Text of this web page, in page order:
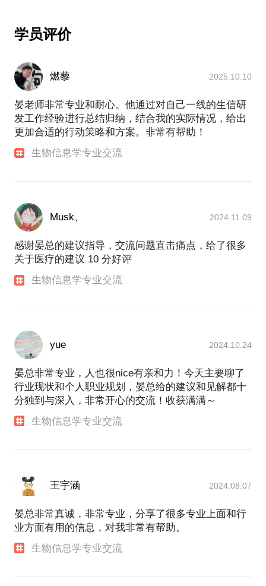
学员评价
燃藜 2025.10.10
晏老师非常专业和耐心。他通过对自己一线的生信研
发工作经验进行总结归纳，结合我的实际情况，给出
更加合适的行动策略和方案。非常有帮助！
生物信息学专业交流
Musk、 2024.11.09
感谢晏总的建议指导，交流问题直击痛点，给了很多
关于医疗的建议 10 分好评
生物信息学专业交流
yue 2024.10.24
晏总非常专业，人也很nice有亲和力！今天主要聊了
行业现状和个人职业规划，晏总给的建议和见解都十
分独到与深入，非常开心的交流！收获满满～
生物信息学专业交流
王宇涵 2024.08.07
晏总非常真诚，非常专业，分享了很多专业上面和行
业方面有用的信息，对我非常有帮助。
生物信息学专业交流